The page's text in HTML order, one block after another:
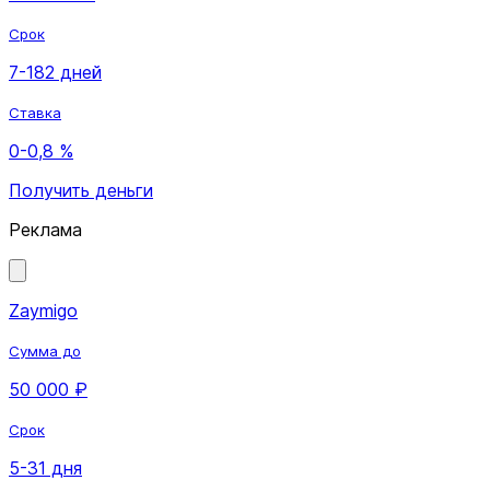
Срок
7-182 дней
Ставка
0-0,8 %
Получить деньги
Реклама
Zaymigo
Сумма до
50 000 ₽
Срок
5-31 дня